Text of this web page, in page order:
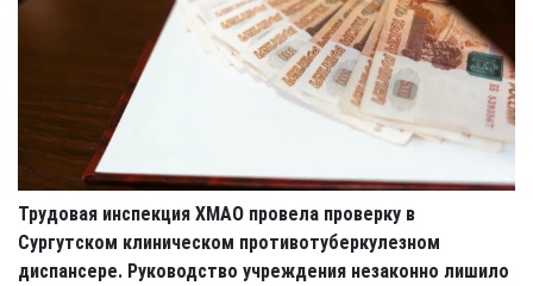
Трудовая инспекция ХМАО провела проверку в
Сургутском клиническом противотуберкулезном
диспансере. Руководство учреждения незаконно лишило